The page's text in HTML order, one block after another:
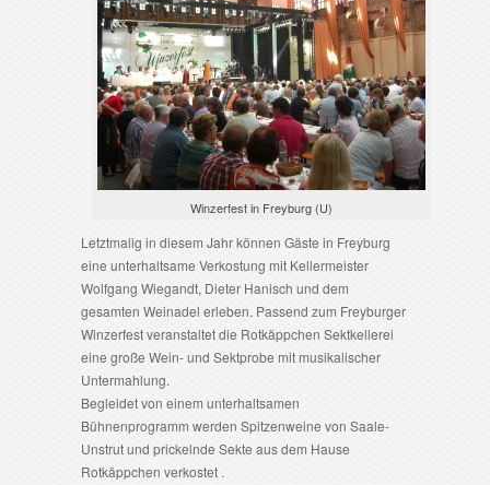
Winzerfest in Freyburg (U)
Letztmalig in diesem Jahr können Gäste in Freyburg
eine unterhaltsame Verkostung mit Kellermeister
Wolfgang Wiegandt, Dieter Hanisch und dem
gesamten Weinadel erleben. Passend zum Freyburger
Winzerfest veranstaltet die Rotkäppchen Sektkellerei
eine große Wein- und Sektprobe mit musikalischer
Untermahlung.
Begleidet von einem unterhaltsamen
Bühnenprogramm werden Spitzenweine von Saale-
Unstrut und prickelnde Sekte aus dem Hause
Rotkäppchen verkostet .